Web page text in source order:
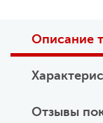
Описание
Отзывы